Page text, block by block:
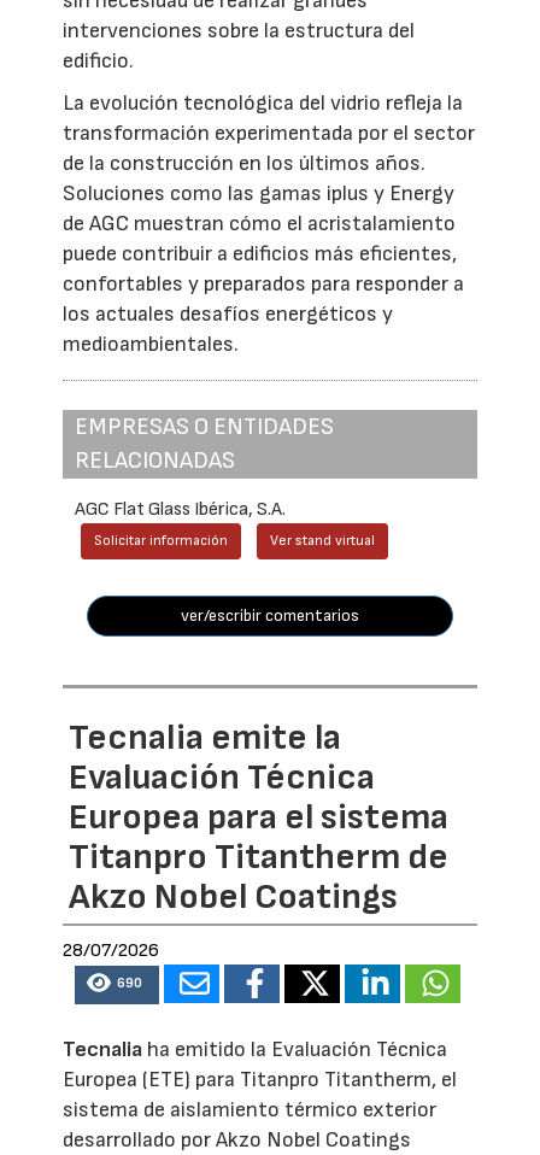
intervenciones sobre la estructura del
edificio.
La evolución tecnológica del vidrio refleja la
transformación experimentada por el sector
de la construcción en los últimos años.
Soluciones como las gamas iplus y Energy
de AGC muestran cómo el acristalamiento
puede contribuir a edificios más eficientes,
confortables y preparados para responder a
los actuales desafíos energéticos y
medioambientales.
EMPRESAS O ENTIDADES
RELACIONADAS
AGC Flat Glass Ibérica, S.A.
Solicitar información Ver stand virtual
ver/escribir comentarios
Tecnalia emite la
Evaluación Técnica
Europea para el sistema
Titanpro Titantherm de
Akzo Nobel Coatings
28/07/2026
690
Tecnalia ha emitido la Evaluación Técnica
Europea (ETE) para Titanpro Titantherm, el
sistema de aislamiento térmico exterior
desarrollado por Akzo Nobel Coatings